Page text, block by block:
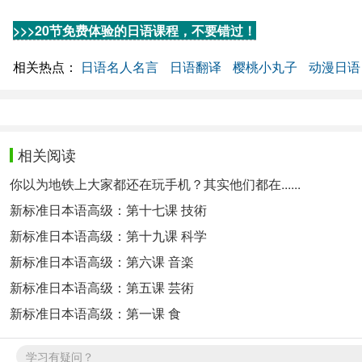
>>>20节免费体验的日语课程，不要错过！
相关热点： 日语名人名言 日语翻译 樱桃小丸子 动漫日语
相关阅读
你以为地铁上大家都还在玩手机？其实他们都在......
新标准日本语高级：第十七课 技術
新标准日本语高级：第十九课 科学
新标准日本语高级：第六课 音楽
新标准日本语高级：第五课 芸術
新标准日本语高级：第一课 食
学习有疑问？